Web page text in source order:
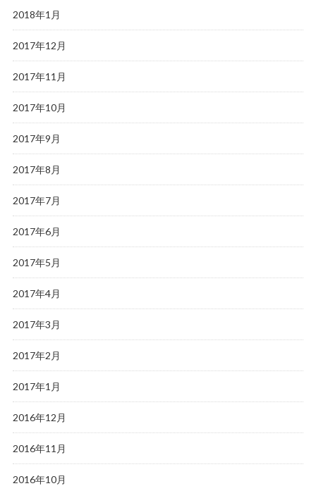
2018年1月
2017年12月
2017年11月
2017年10月
2017年9月
2017年8月
2017年7月
2017年6月
2017年5月
2017年4月
2017年3月
2017年2月
2017年1月
2016年12月
2016年11月
2016年10月